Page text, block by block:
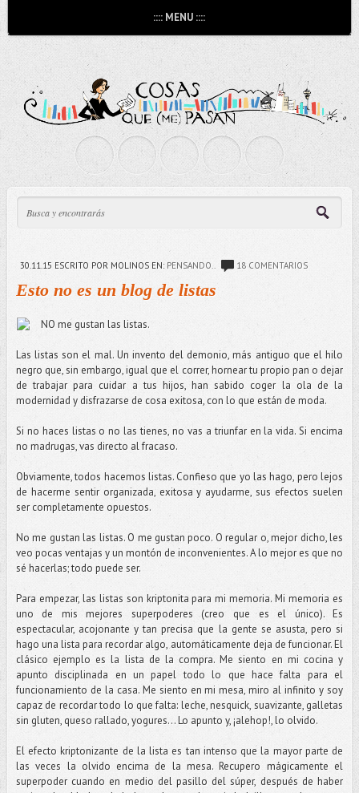
:::: MENU ::::
30.11.15 ESCRITO POR MOLINOS EN: PENSANDO.. 18 COMENTARIOS
Esto no es un blog de listas
NO me gustan las listas.
Las listas son el mal. Un invento del demonio, más antiguo que el hilo
negro que, sin embargo, igual que el correr, hornear tu propio pan o dejar
de trabajar para cuidar a tus hijos, han sabido coger la ola de la
modernidad y disfrazarse de cosa exitosa, con lo que están de moda.
Si no haces listas o no las tienes, no vas a triunfar en la vida. Si encima
no madrugas, vas directo al fracaso.
Obviamente, todos hacemos listas. Confieso que yo las hago, pero lejos
de hacerme sentir organizada, exitosa y ayudarme, sus efectos suelen
ser completamente opuestos.
No me gustan las listas. O me gustan poco. O regular o, mejor dicho, les
veo pocas ventajas y un montón de inconvenientes. A lo mejor es que no
sé hacerlas; todo puede ser.
Para empezar, las listas son kriptonita para mi memoria. Mi memoria es
uno de mis mejores superpoderes (creo que es el único). Es
espectacular, acojonante y tan precisa que la gente se asusta, pero si
hago una lista para recordar algo, automáticamente deja de funcionar. El
clásico ejemplo es la lista de la compra. Me siento en mi cocina y
apunto disciplinada en un papel todo lo que hace falta para el
funcionamiento de la casa. Me siento en mi mesa, miro al infinito y soy
capaz de recordar todo lo que falta: leche, nesquick, suavizante, galletas
sin gluten, queso rallado, yogures... Lo apunto y, ¡alehop!, lo olvido.
El efecto kriptonizante de la lista es tan intenso que la mayor parte de
las veces la olvido encima de la mesa. Recupero mágicamente el
superpoder cuando en medio del pasillo del súper, después de haber